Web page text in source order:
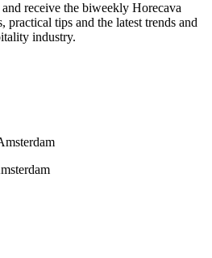
receive the biweekly Horecava
tips and the latest trends and
industry.